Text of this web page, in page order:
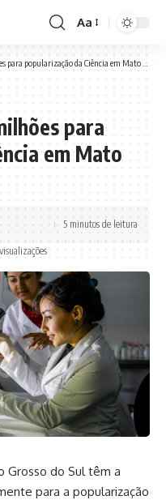
Font
Resizer
Aa
da Ciência em Mato Grosso do Sul
para
em Mato
5 minutos de leitura
Grosso do Sultêm a
para a popularização